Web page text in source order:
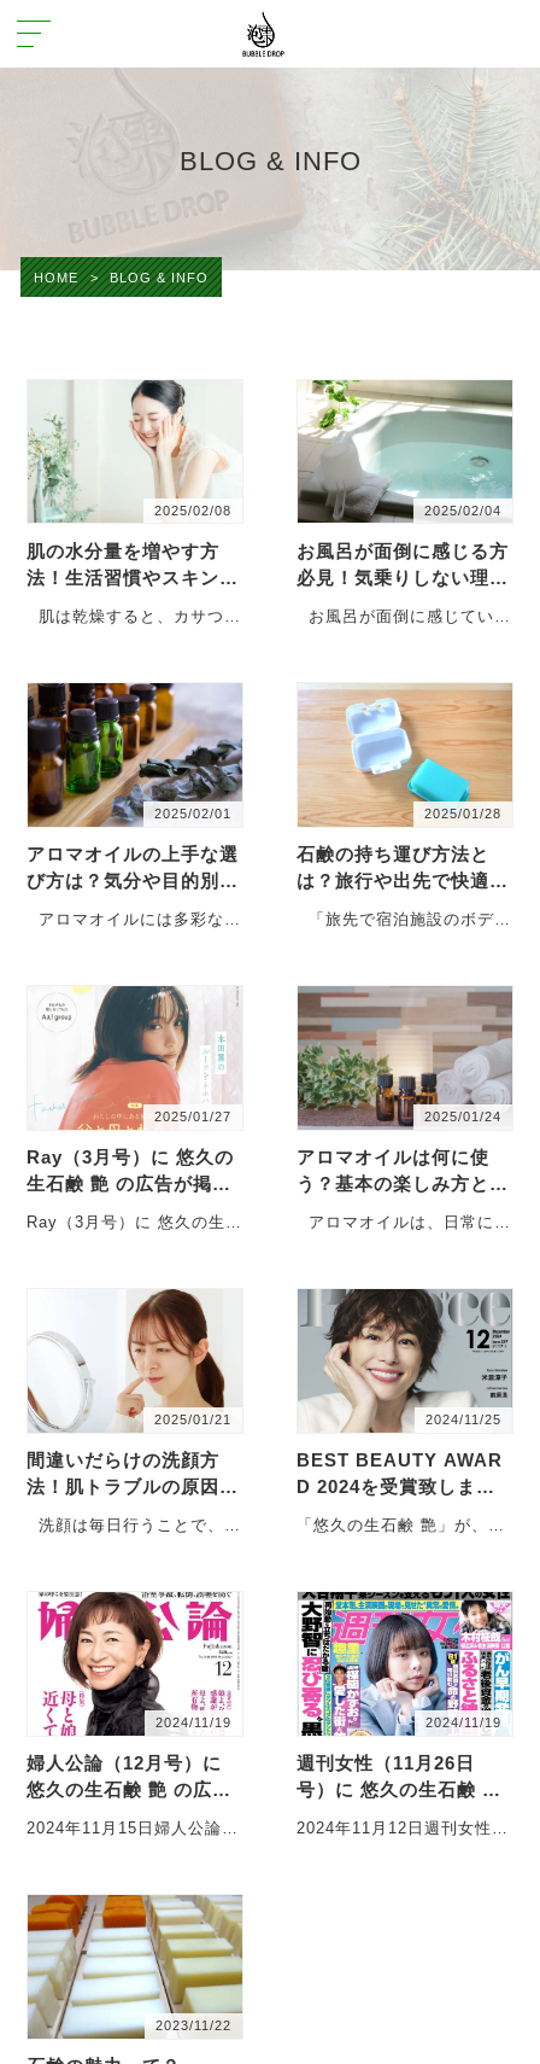
BLOG & INFO
HOME > BLOG & INFO
2025/02/08
肌の水分量を増やす方
法！生活習慣やスキンケ
アのポイントを解説
しやすくなります。そのた
め、肌の水分量を保つこと
が大切です。この記事で
は、肌…
2025/02/04
お風呂が面倒に感じる方
必見！気乗りしない理由
と対策を徹底解説
することへの心理的な抵抗
感を感じている人も少なく
ありません。この記事で
は、お…
2025/02/01
アロマオイルの上手な選
び方は？気分や目的別に
選ぶポイントを解説
ば良いのか迷うこともある
でしょう。種類によって効
果もさまざまですが、まず
2025/01/28
石鹸の持ち運び方法と
は？旅行や出先で快適に
石鹸を使うコツを紹介
が置いてあるか分からな
い」といった経験がある人
は多いのではないでしょう
か。出…
2025/01/27
Ray（3月号）に 悠久の
生石鹸 艶 の広告が掲載
されました。
Ray（3月号）に 悠久の生石
2025/01/24
アロマオイルは何に使
う？基本の楽しみ方と生
活に役立つ方法を解説
して活用することが一般的
ですが、虫よけスプレーや
服の香り付けなど、楽しみ
方は…
2025/01/21
間違いだらけの洗顔方
法！肌トラブルの原因に
なるスキンケアを解説
洗顔は毎日行うことで、肌
で行うとかえって肌トラブ
ルの原因になるため、正し
い方法を知ることが大切で
す。…
2024/11/25
BEST BEAUTY AWAR
D 2024を受賞致しまし
た！！
「悠久の生石鹸 艶」が、月
12月号で、BEST BEAUTY
AWARD 2024を受賞致しま
した！！ 数ある商品の中か
ら選んで頂き誠にありが…
2024/11/19
婦人公論（12月号）に
悠久の生石鹸 艶 の広告
が掲載されました。
2024年11月15日婦人公論
た。
2024/11/19
週刊女性（11月26日
号）に 悠久の生石鹸 艶
の広告が掲載されまし
2024年11月12日週刊女性
2023/11/22